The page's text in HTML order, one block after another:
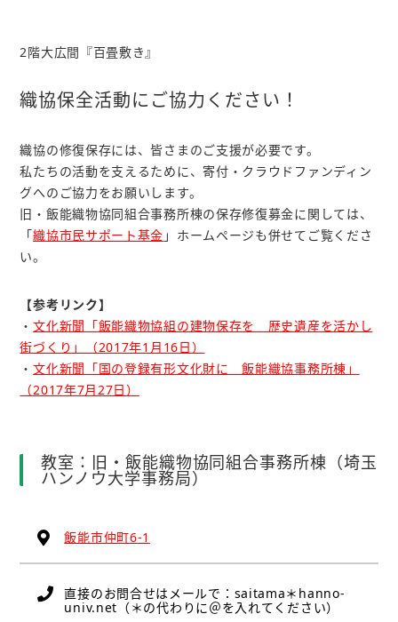
2階大広間『百畳敷き』
織協保全活動にご協力ください！
織協の修復保存には、皆さまのご支援が必要です。
私たちの活動を支えるために、寄付・クラウドファンディン
グへのご協力をお願いします。
旧・飯能織物協同組合事務所棟の保存修復募金に関しては、
「織協市民サポート基金 」ホームページも併せてご覧くださ
い。
【参考リンク】
・文化新聞「飯能織物協組の建物保存を 歴史遺産を活かし
街づくり」（2017年1月16日）
・文化新聞「国の登録有形文化財に 飯能織協事務所棟」
（2017年7月27日）
教室：旧・飯能織物協同組合事務所棟（埼玉
ハンノウ大学事務局）
飯能市仲町6-1
直接のお問合せはメールで：saitama＊hanno-
univ.net（＊の代わりに＠を入れてください）